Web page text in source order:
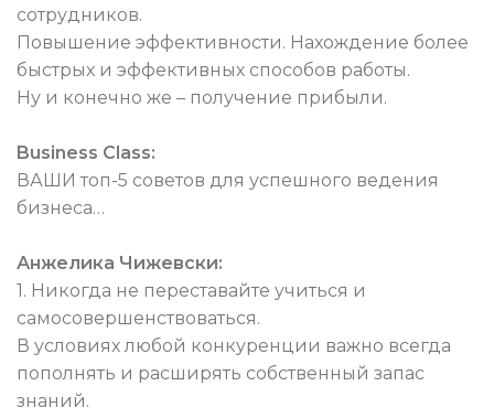
сотрудников.
Повышение эффективности. Нахождение более
быстрых и эффективных способов работы.
Ну и конечно же – получение прибыли.
Business Class:
ВАШИ топ-5 советов для успешного ведения
бизнеса…
Анжелика Чижевски:
1. Никогда не переставайте учиться и
самосовершенствоваться.
В условиях любой конкуренции важно всегда
пополнять и расширять собственный запас
знаний.